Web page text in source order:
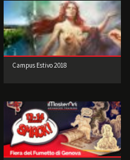
Campus Estivo 2018